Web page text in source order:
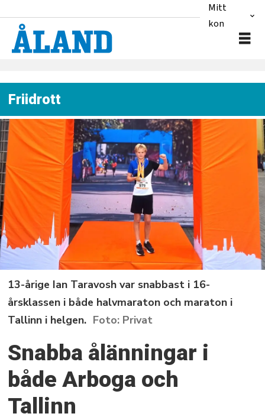
Mitt
konto
Friidrott
13-årige Ian Taravosh var snabbast i 16-
årsklassen i både halvmaraton och maraton i
Tallinn i helgen.
Privat
Snabba ålänningar i
både Arboga och
Tallinn